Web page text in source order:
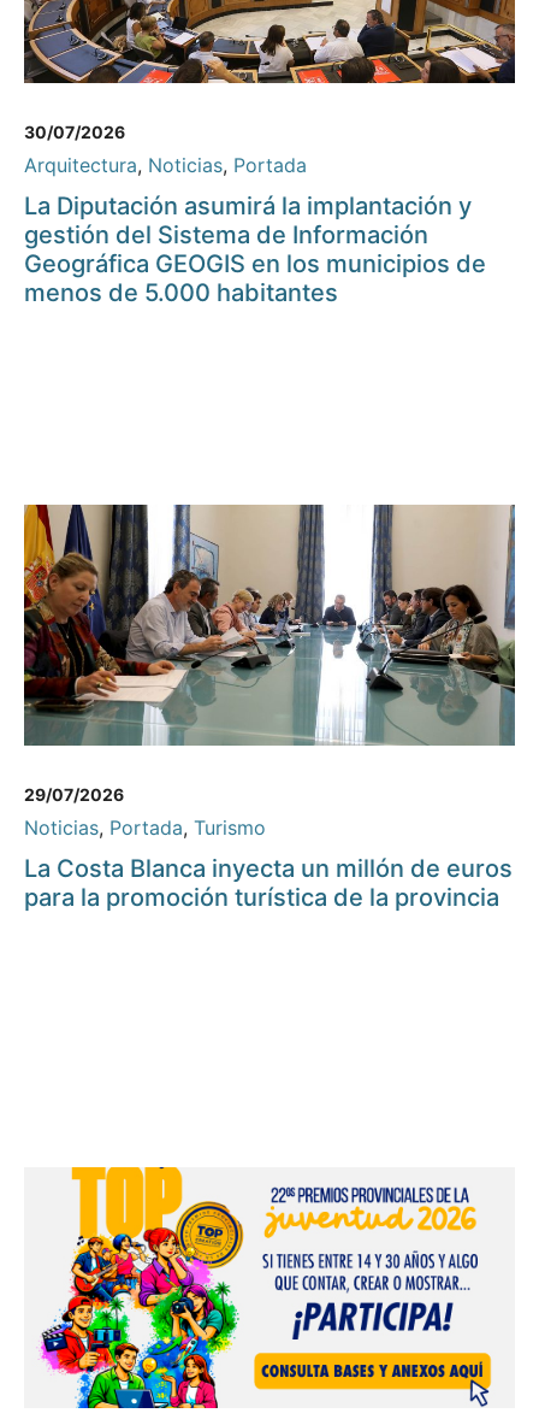
30/07/2026
Arquitectura, Noticias, Portada
La Diputación asumirá la implantación y
gestión del Sistema de Información
Geográfica GEOGIS en los municipios de
menos de 5.000 habitantes
29/07/2026
Noticias, Portada, Turismo
La Costa Blanca inyecta un millón de euros
para la promoción turística de la provincia